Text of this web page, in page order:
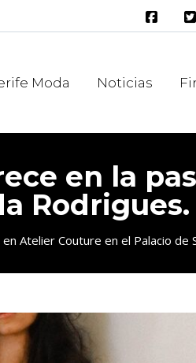
Moda Noticias
en la
Rodrigues.
Atelier Couture en el Palacio de